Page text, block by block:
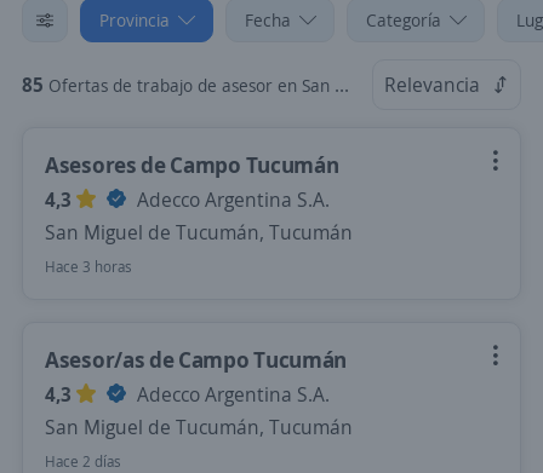
Provincia Fecha Categoría
85 Ofertas de trabajo de asesor en San Miguel de Tucumán, Tucumán Relevancia
Asesores de Campo Tucumán
4,3
Adecco Argentina S.A.
San Miguel de Tucumán, Tucumán
Hace 3 horas
Asesor/as de Campo Tucumán
4,3
Adecco Argentina S.A.
San Miguel de Tucumán, Tucumán
Hace 2 días